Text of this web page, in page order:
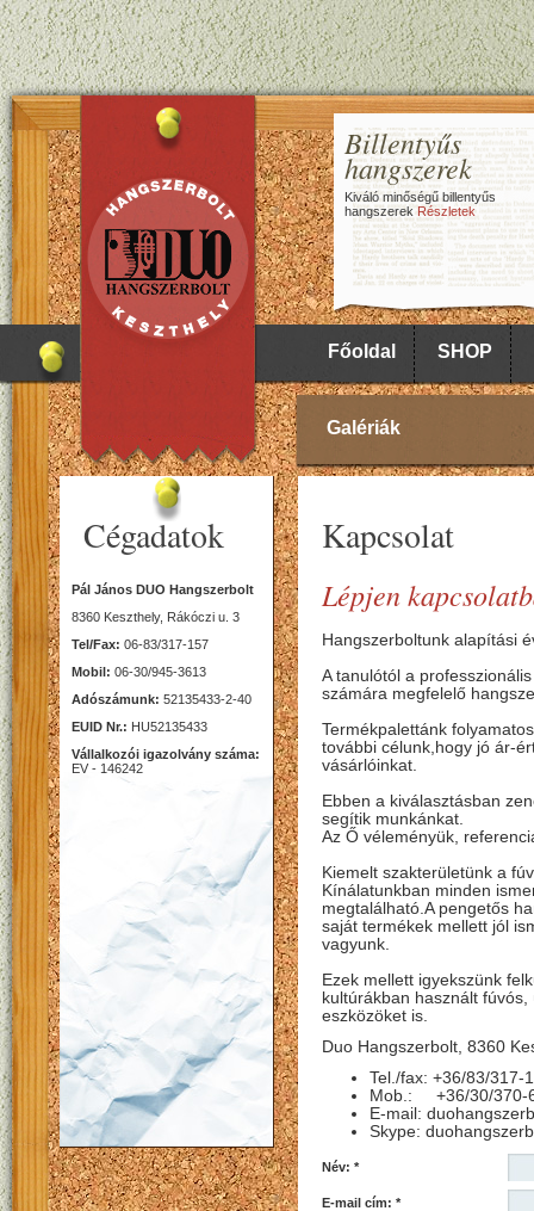
Billentyűs
hangszerek
Kiváló minőségű billentyűs
hangszerekRészletek
Főoldal SHOP
Galériák
Cégadatok
Pál János DUO Hangszerbolt
8360 Keszthely, Rákóczi u. 3
Tel/Fax: 06-83/317-157
Mobil: 06-30/945-3613
Adószámunk: 52135433-2-40
EUID Nr.: HU52135433
Vállalkozói igazolvány száma:
EV - 146242
Kapcsolat
Lépjen
Hangszerboltunk alapítási
A tanulótól a
számára megfelelő
Termékpalettánk
további célunk,hogy jó ár-
vásárlóinkat.
Ebben a kiválasztásban
segítik munkánkat.
Az Ő véleményük,
Kiemelt szakterületünk a
Kínálatunkban minden
megtalálható.A pengetős
saját termékek mellett jól
vagyunk.
Ezek mellett igyekszünk
kultúrákban használt
eszközöket is.
Duo Hangszerbolt, 8360
Tel./fax: +36/83/317-
Mob.: +36/30/370-
E-mail:
Skype:
Név: *
E-mail cím: *